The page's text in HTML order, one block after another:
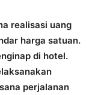
realisasi uang
harga satuan.
di hotel.
perjalanan